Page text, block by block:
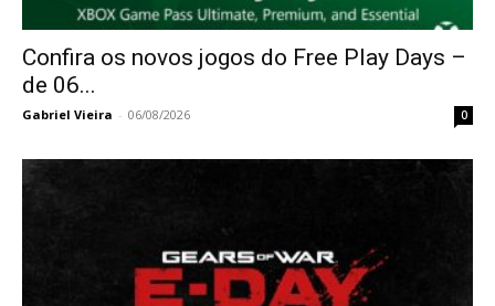
Confira os novos jogos do Free Play Days –
de 06...
Gabriel Vieira - 06/08/2026 0